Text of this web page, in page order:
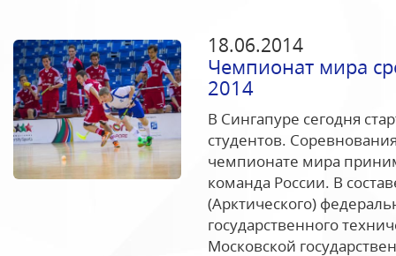
18.06.2014
Чемпионат мира
2014
В Сингапуре сегодня
студентов.
чемпионате мира
команда России. В
(Арктического)
государственного
Московской